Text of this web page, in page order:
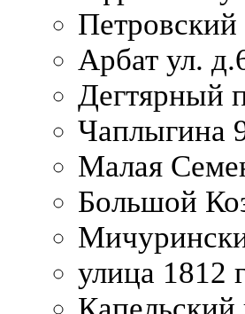
Арбат ул.
Дегтярный
Чаплыгина
Малая
Большой
улица 1812